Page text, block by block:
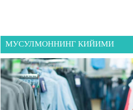
МУСУЛМОННИНГ КИЙИМИ